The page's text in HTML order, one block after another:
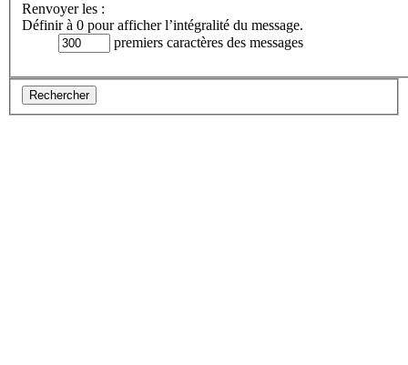
Renvoyer les :
Définir à 0 pour afficher l’intégralité du message.
premiers caractères des messages